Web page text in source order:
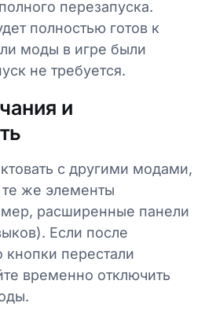
перезапуска.
полностью готов к
моды в игре были
не требуется.
и
с другими модами,
же элементы
расширенные панели
Если после
кнопки перестали
временно отключить